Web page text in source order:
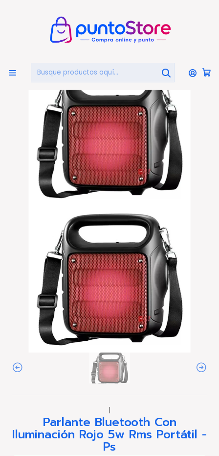
AUDIO Y VIDEO Audio Parlantes Portátiles
Parlante Bluetooth Con Iluminación Rojo 5w Rms
Portátil - Ps
|
Parlante Bluetooth Con
Iluminación Rojo 5w Rms Portátil -
Ps